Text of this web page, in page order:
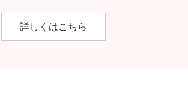
詳しくはこちら